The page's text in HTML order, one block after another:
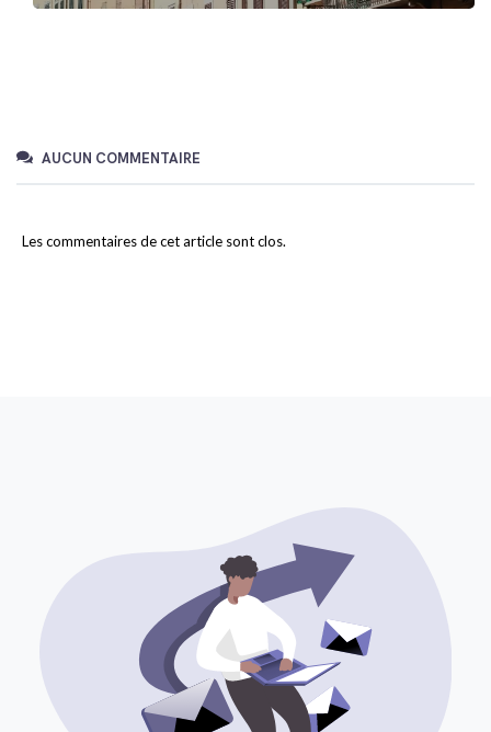
AUCUN COMMENTAIRE
Les commentaires de cet article sont clos.